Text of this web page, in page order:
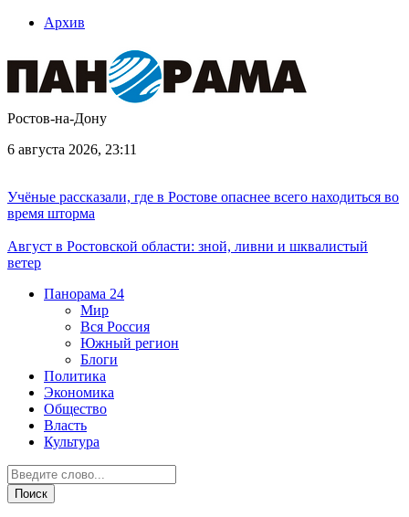
Архив
Ростов-на-Дону
6 августа 2026, 23:11
Учёные рассказали, где в Ростове опаснее всего находиться во
время шторма
Август в Ростовской области: зной, ливни и шквалистый
ветер
Панорама 24
Мир
Вся Россия
Южный регион
Блоги
Политика
Экономика
Общество
Власть
Культура